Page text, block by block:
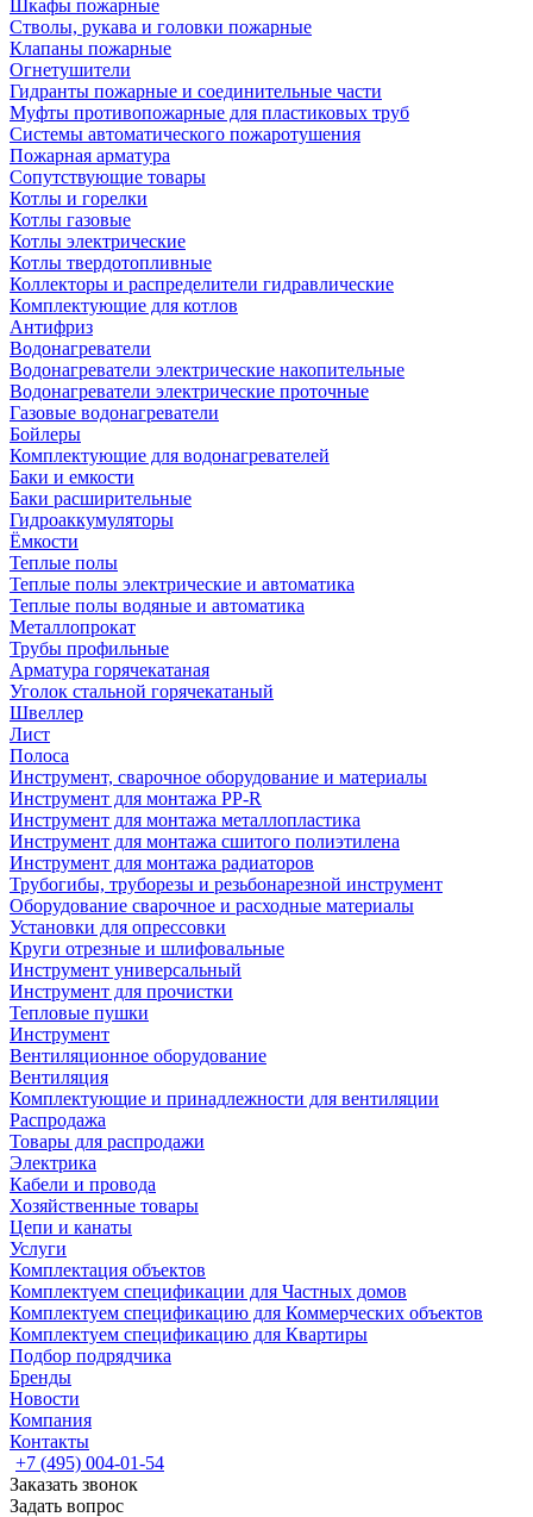
Шкафы пожарные
Стволы, рукава и головки пожарные
Клапаны пожарные
Огнетушители
Гидранты пожарные и соединительные части
Муфты противопожарные для пластиковых труб
Системы автоматического пожаротушения
Пожарная арматура
Сопутствующие товары
Котлы и горелки
Котлы газовые
Котлы электрические
Котлы твердотопливные
Коллекторы и распределители гидравлические
Комплектующие для котлов
Антифриз
Водонагреватели
Водонагреватели электрические накопительные
Водонагреватели электрические проточные
Газовые водонагреватели
Бойлеры
Комплектующие для водонагревателей
Баки и емкости
Баки расширительные
Гидроаккумуляторы
Ёмкости
Теплые полы
Теплые полы электрические и автоматика
Теплые полы водяные и автоматика
Металлопрокат
Трубы профильные
Арматура горячекатаная
Уголок стальной горячекатаный
Швеллер
Лист
Полоса
Инструмент, сварочное оборудование и материалы
Инструмент для монтажа PP-R
Инструмент для монтажа металлопластика
Инструмент для монтажа сшитого полиэтилена
Инструмент для монтажа радиаторов
Трубогибы, труборезы и резьбонарезной инструмент
Оборудование сварочное и расходные материалы
Установки для опрессовки
Круги отрезные и шлифовальные
Инструмент универсальный
Инструмент для прочистки
Тепловые пушки
Инструмент
Вентиляционное оборудование
Вентиляция
Комплектующие и принадлежности для вентиляции
Распродажа
Товары для распродажи
Электрика
Кабели и провода
Хозяйственные товары
Цепи и канаты
Услуги
Комплектация объектов
Комплектуем спецификации для Частных домов
Комплектуем спецификацию для Коммерческих объектов
Комплектуем спецификацию для Квартиры
Подбор подрядчика
Бренды
Новости
Компания
Контакты
+7 (495) 004-01-54
Заказать звонок
Задать вопрос